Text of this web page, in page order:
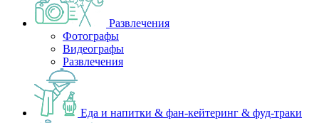
Развлечения
Фотографы
Видеографы
Развлечения
Еда и напитки & фан-кейтеринг & фуд-траки